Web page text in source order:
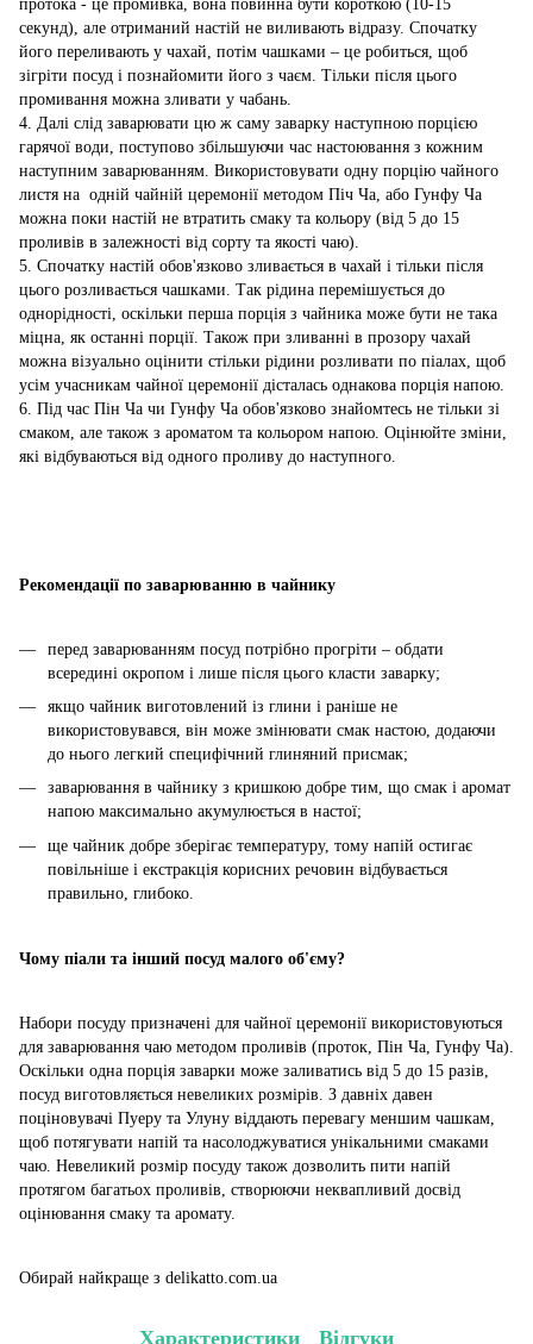
протока - це промивка, вона повинна бути короткою (10-15
секунд), але отриманий настій не виливають відразу. Спочатку
його переливають у чахай, потім чашками – це робиться, щоб
зігріти посуд і познайомити його з чаєм. Тільки після цього
промивання можна зливати у чабань.
4. Далі слід заварювати цю ж саму заварку наступною порцією
гарячої води, поступово збільшуючи час настоювання з кожним
наступним заварюванням. Використовувати одну порцію чайного
листя на одній чайній церемонії методом Піч Ча, або Гунфу Ча
можна поки настій не втратить смаку та кольору (від 5 до 15
проливів в залежності від сорту та якості чаю).
5. Спочатку настій обов'язково зливається в чахай і тільки після
цього розливається чашками. Так рідина перемішується до
однорідності, оскільки перша порція з чайника може бути не така
міцна, як останні порції. Також при зливанні в прозору чахай
можна візуально оцінити стільки рідини розливати по піалах, щоб
усім учасникам чайної церемонії дісталась однакова порція напою.
6. Під час Пін Ча чи Гунфу Ча обов'язково знайомтесь не тільки зі
смаком, але також з ароматом та кольором напою. Оцінюйте зміни,
які відбуваються від одного проливу до наступного.
Рекомендації по заварюванню в чайнику
перед заварюванням посуд потрібно прогріти – обдати
всередині окропом і лише після цього класти заварку;
якщо чайник виготовлений із глини і раніше не
використовувався, він може змінювати смак настою, додаючи
до нього легкий специфічний глиняний присмак;
заварювання в чайнику з кришкою добре тим, що смак і аромат
напою максимально акумулюється в настої;
ще чайник добре зберігає температуру, тому напій остигає
повільніше і екстракція корисних речовин відбувається
правильно, глибоко.
Чому піали та інший посуд малого об'єму?
Набори посуду призначені для чайної церемонії використовуються
для заварювання чаю методом проливів (проток, Пін Ча, Гунфу Ча).
Оскільки одна порція заварки може заливатись від 5 до 15 разів,
посуд виготовляється невеликих розмірів. З давніх давен
поціновувачі Пуеру та Улуну віддають перевагу меншим чашкам,
щоб потягувати напій та насолоджуватися унікальними смаками
чаю. Невеликий розмір посуду також дозволить пити напій
протягом багатьох проливів, створюючи неквапливий досвід
оцінювання смаку та аромату.
Обирай найкраще з delikatto.com.ua
Характеристики Відгуки